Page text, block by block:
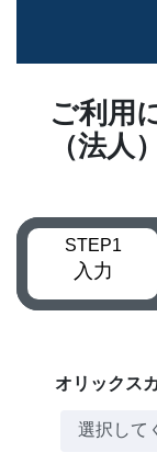
ご利用
（法人
1
入力
オリックス